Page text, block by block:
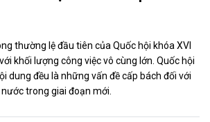
thường lệ đầu tiên của Quốc hội khóa XVI
khối lượng công việc vô cùng lớn. Quốc hội
dung đều là những vấn đề cấp bách đối với
trong giai đoạn mới.